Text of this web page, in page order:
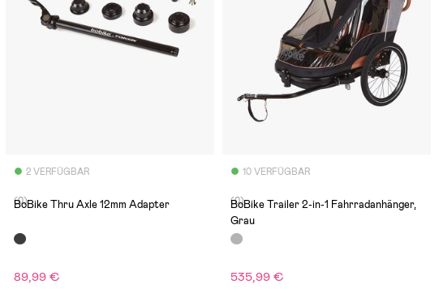
2 VERFÜGBAR
(0)
BoBike Thru Axle 12mm Adapter
89,99 €
10 VERFÜGBAR
(0)
BoBike Trailer 2-in-1 Fahrradanhänger,
Grau
535,99 €